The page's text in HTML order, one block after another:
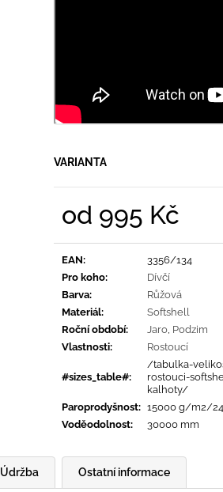
VARIANTA
od 995 Kč
EAN:
3356/134
Pro koho:
Dívčí
Barva:
Růžová
Materiál:
Softshell
Roční období: Jaro Podzim
Vlastnosti: Rostoucí
#sizes_table#:
/tabulka-
rostouci-
kalhoty/
Paroprodyšnost: 15000 g/m2/
Voděodolnost: 30000 mm
Ostatní informace
Údržba